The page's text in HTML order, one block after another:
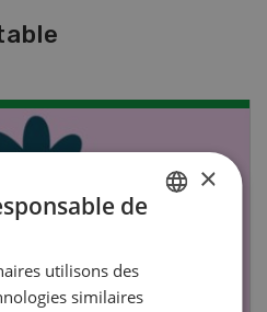
×
de
utilisons des
similaires